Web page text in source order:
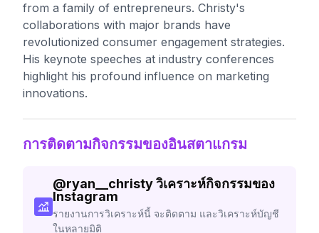
from a family of entrepreneurs. Christy's
collaborations with major brands have
revolutionized consumer engagement strategies.
His keynote speeches at industry conferences
highlight his profound influence on marketing
innovations.
การติดตามกิจกรรมของอินสตาแกรม
@ryan__christy วิเคราะห์กิจกรรมของ
Instagram
รายงานการวิเคราะห์นี้ จะติดตาม และวิเคราะห์บัญชี
ในหลายมิติ